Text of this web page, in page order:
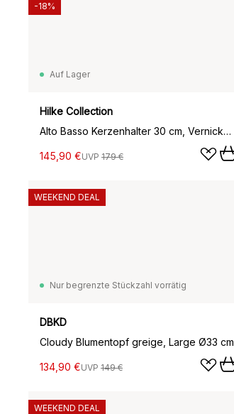
Auf Lager
Hilke Collection
Alto Basso Kerzenhalter 30 cm, Vernickeltes Messing
145,90 €UVP 179 €
-18%
Nur begrenzte Stückzahl vorrätig
DBKD
Cloudy Blumentopf greige, Large Ø33 cm
134,90 €UVP 149 €
WEEKEND DEAL
WEEKEND DEAL